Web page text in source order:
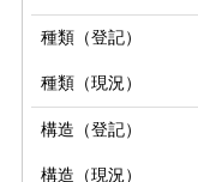
種類（登記）
種類（現況）
構造（登記）
構造（現況）